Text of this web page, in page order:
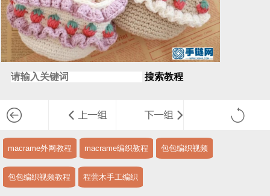
搜索教程
macrame外网教程 macrame编织教程 包包编织视频
包包编织视频教程 程蕓木手工编织